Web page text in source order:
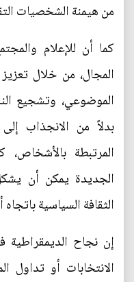
من هيمنة الشخصيات
كما أن للإعلام
المجال، من خلال
الموضوعي، وتشجيع
بدلاً من الانجذاب
المرتبطة
الجديدة يمكن أن
الثقافة السياسية
إن نجاح الديمقراطية
الانتخابات أو تداول